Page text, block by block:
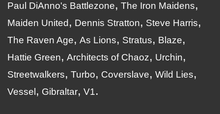
Paul DiAnno's Battlezone
The Iron Maidens
Maiden United
Dennis Stratton
Steve Harris
The Raven Age
As Lions Stratus
Blaze
Hattie Green
Architects of Chaoz
Urchin
Streetwalkers
Turbo Coverslave
Wild Lies
Vessel
Gibraltar V1